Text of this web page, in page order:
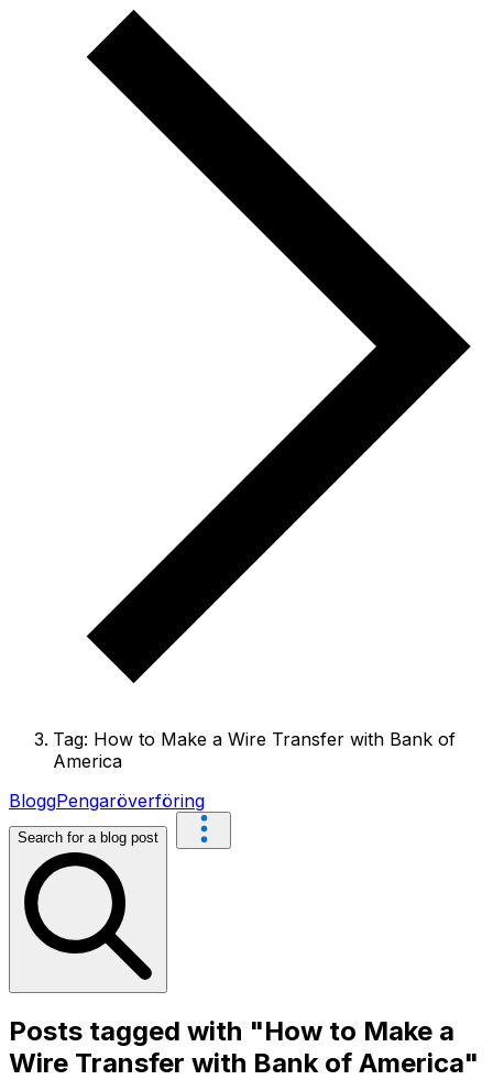
Tag: How to Make a Wire Transfer with Bank of
America
BloggPengaröverföring
Search for a blog post
Posts tagged with "How to Make a
Wire Transfer with Bank of America"